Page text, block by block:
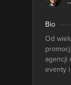
Bio
Od
agencji
eventy